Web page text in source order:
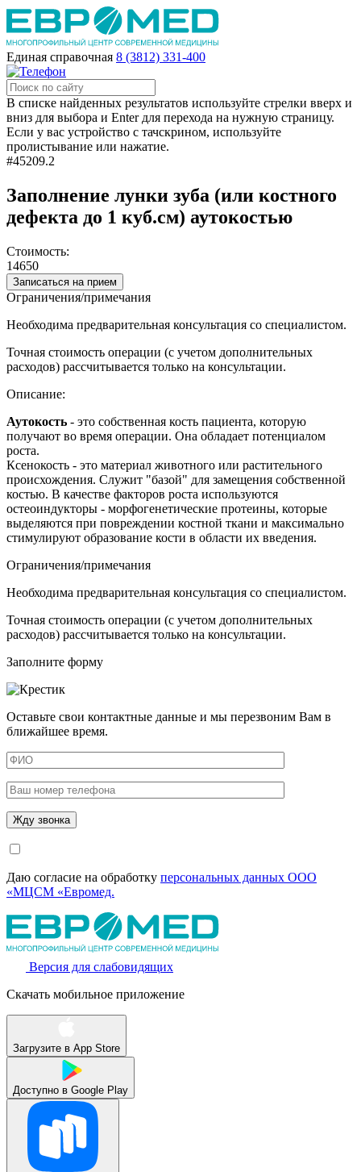
Единая справочная 8 (3812) 331-400
В списке найденных результатов используйте стрелки вверх и
вниз для выбора и Enter для перехода на нужную страницу.
Если у вас устройство с тачскрином, используйте
пролистывание или нажатие.
#45209.2
Заполнение лунки зуба (или костного
дефекта до 1 куб.см) аутокостью
Стоимость:
14650
Записаться на прием
Ограничения/примечания
Необходима предварительная консультация со специалистом.
Точная стоимость операции (с учетом дополнительных
расходов) рассчитывается только на консультации.
Описание:
Аутокость - это собственная кость пациента, которую
получают во время операции. Она обладает потенциалом
роста.
Ксенокость - это материал животного или растительного
происхождения. Служит "базой" для замещения собственной
костью. В качестве факторов роста используются
остеоиндукторы - морфогенетические протеины, которые
выделяются при повреждении костной ткани и максимально
стимулируют образование кости в области их введения.
Ограничения/примечания
Необходима предварительная консультация со специалистом.
Точная стоимость операции (с учетом дополнительных
расходов) рассчитывается только на консультации.
Заполните форму
Оставьте свои контактные данные и мы перезвоним Вам в
ближайшее время.
Даю согласие на обработку персональных данных ООО
«МЦСМ «Евромед.
Версия для слабовидящих
Скачать мобильное приложение
Загрузите в App Store
Доступно в Google Play